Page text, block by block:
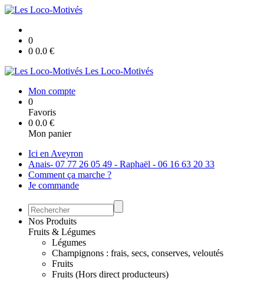
0
0 0.0 €
Les Loco-Motivés
Mon compte
0
Favoris
0 0.0 €
Mon panier
Ici en Aveyron
Anais- 07 77 26 05 49 - Raphaël - 06 16 63 20 33
Comment ça marche ?
Je commande
Nos Produits
Fruits & Légumes
Légumes
Champignons : frais, secs, conserves, veloutés
Fruits
Fruits (Hors direct producteurs)